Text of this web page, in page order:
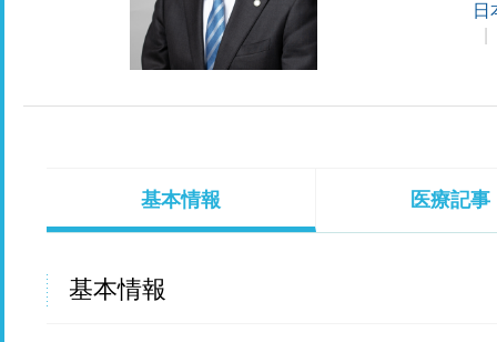
日
基本情報 医療記事
基本情報